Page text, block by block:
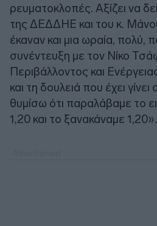
ρευματοκλοπές. Αξίζει να
της ΔΕΔΔΗΕ και του κ.
έκαναν και μια ωραία, πολύ,
συνέντευξη με τον Νίκο
Περιβάλλοντος και
και τη δουλειά που έχει
θυμίσω ότι παραλάβαμε το
1,20 και το ξανακάναμε 1,20».